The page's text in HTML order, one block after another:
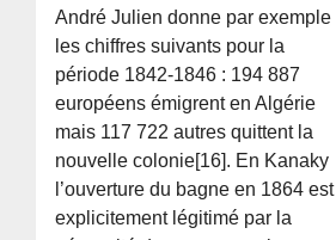
André Julien donne par exemple
les chiffres suivants pour la
période 1842-1846 : 194 887
européens émigrent en Algérie
mais 117 722 autres quittent la
nouvelle colonie[16]. En Kanaky
l’ouverture du bagne en 1864 est
explicitement légitimé par la